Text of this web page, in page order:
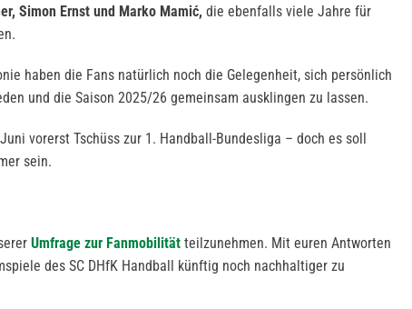
Simon Ernst und Marko Mamić, die ebenfalls viele Jahre für
haben die Fans natürlich noch die Gelegenheit, sich persönlich
und die Saison 2025/26 gemeinsam ausklingen zu lassen.
vorerst Tschüss zur 1. Handball-Bundesliga – doch es soll
sein.
Umfrage zur Fanmobilität teilzunehmen. Mit euren Antworten
des SC DHfK Handball künftig noch nachhaltiger zu